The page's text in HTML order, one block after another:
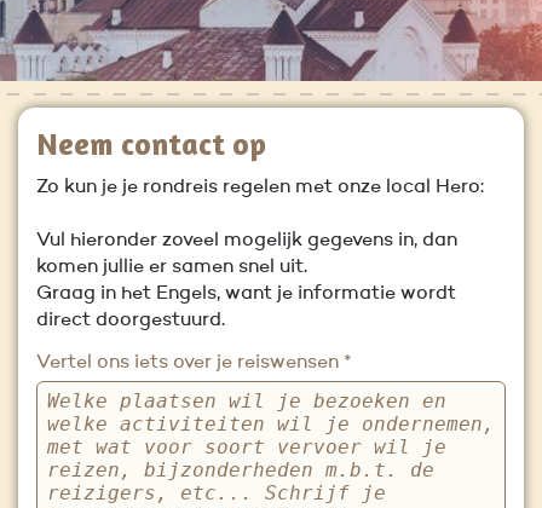
Neem contact op
Zo kun je je rondreis regelen met onze local Hero:
Vul hieronder zoveel mogelijk gegevens in, dan
komen jullie er samen snel uit.
Graag in het Engels, want je informatie wordt
direct doorgestuurd.
Vertel ons iets over je reiswensen *